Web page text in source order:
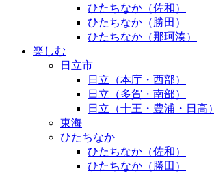
ひたちなか（佐和）
ひたちなか（勝田）
ひたちなか（那珂湊）
楽しむ
日立市
日立（本庁・西部）
日立（多賀・南部）
日立（十王・豊浦・日高）
東海
ひたちなか
ひたちなか（佐和）
ひたちなか（勝田）